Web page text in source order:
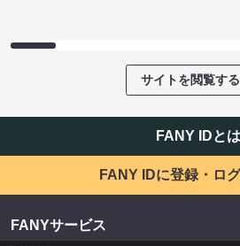
サイトを閲覧する
FANY IDとは
FANY IDに登録・ロ
FANYサービス